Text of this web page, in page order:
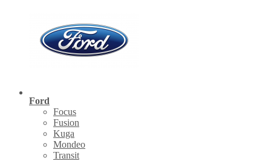
Ford
Focus
Fusion
Kuga
Mondeo
Transit